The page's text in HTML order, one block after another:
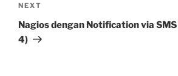
Next
Post
NEXT
Nagios dengan Notification via
4)